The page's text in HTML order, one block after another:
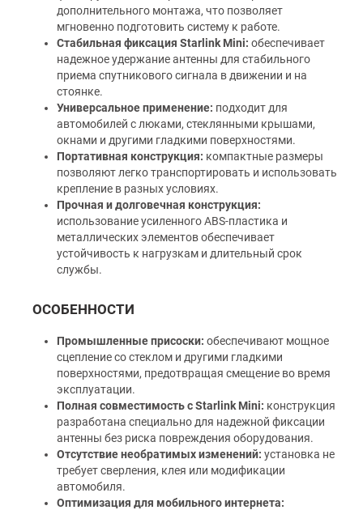
дополнительного монтажа, что позволяет
мгновенно подготовить систему к работе.
Стабильная фиксация Starlink Mini: обеспечивает
надежное удержание антенны для стабильного
приема спутникового сигнала в движении и на
стоянке.
Универсальное применение: подходит для
автомобилей с люками, стеклянными крышами,
окнами и другими гладкими поверхностями.
Портативная конструкция: компактные размеры
позволяют легко транспортировать и использовать
крепление в разных условиях.
Прочная и долговечная конструкция:
использование усиленного ABS-пластика и
металлических элементов обеспечивает
устойчивость к нагрузкам и длительный срок
службы.
ОСОБЕННОСТИ
Промышленные присоски: обеспечивают мощное
сцепление со стеклом и другими гладкими
поверхностями, предотвращая смещение во время
эксплуатации.
Полная совместимость с Starlink Mini: конструкция
разработана специально для надежной фиксации
антенны без риска повреждения оборудования.
Отсутствие необратимых изменений: установка не
требует сверления, клея или модификации
автомобиля.
Оптимизация для мобильного интернета: